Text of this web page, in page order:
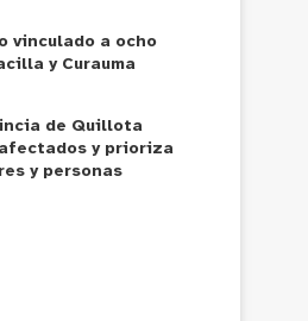
vinculado a ocho
y Curauma
de Quillota
y prioriza
y personas